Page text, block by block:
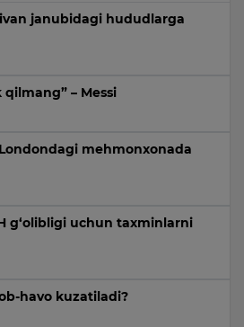
janubidagi hududlarga
– Messi
mehmonxonada
g‘olibligi uchun taxminlarni
havo kuzatiladi?